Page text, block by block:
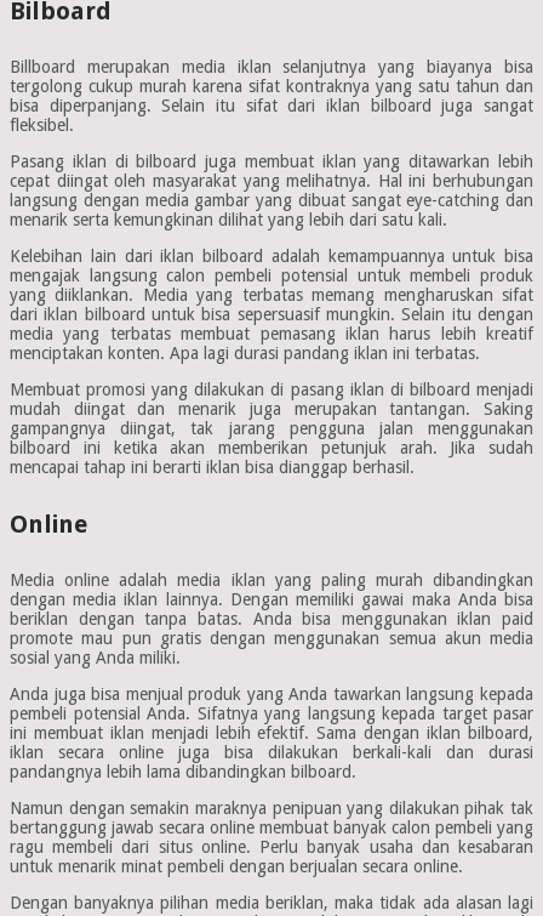
Bilboard
Billboard merupakan media iklan selanjutnya yang biayanya bisa
tergolong cukup murah karena sifat kontraknya yang satu tahun dan
bisa diperpanjang. Selain itu sifat dari iklan bilboard juga sangat
fleksibel.
Pasang iklan di bilboard juga membuat iklan yang ditawarkan lebih
cepat diingat oleh masyarakat yang melihatnya. Hal ini berhubungan
langsung dengan media gambar yang dibuat sangat eye-catching dan
menarik serta kemungkinan dilihat yang lebih dari satu kali.
Kelebihan lain dari iklan bilboard adalah kemampuannya untuk bisa
mengajak langsung calon pembeli potensial untuk membeli produk
yang diiklankan. Media yang terbatas memang mengharuskan sifat
dari iklan bilboard untuk bisa sepersuasif mungkin. Selain itu dengan
media yang terbatas membuat pemasang iklan harus lebih kreatif
menciptakan konten. Apa lagi durasi pandang iklan ini terbatas.
Membuat promosi yang dilakukan di pasang iklan di bilboard menjadi
mudah diingat dan menarik juga merupakan tantangan. Saking
gampangnya diingat, tak jarang pengguna jalan menggunakan
bilboard ini ketika akan memberikan petunjuk arah. Jika sudah
mencapai tahap ini berarti iklan bisa dianggap berhasil.
Online
Media online adalah media iklan yang paling murah dibandingkan
dengan media iklan lainnya. Dengan memiliki gawai maka Anda bisa
beriklan dengan tanpa batas. Anda bisa menggunakan iklan paid
promote mau pun gratis dengan menggunakan semua akun media
sosial yang Anda miliki.
Anda juga bisa menjual produk yang Anda tawarkan langsung kepada
pembeli potensial Anda. Sifatnya yang langsung kepada target pasar
ini membuat iklan menjadi lebih efektif. Sama dengan iklan bilboard,
iklan secara online juga bisa dilakukan berkali-kali dan durasi
pandangnya lebih lama dibandingkan bilboard.
Namun dengan semakin maraknya penipuan yang dilakukan pihak tak
bertanggung jawab secara online membuat banyak calon pembeli yang
ragu membeli dari situs online. Perlu banyak usaha dan kesabaran
untuk menarik minat pembeli dengan berjualan secara online.
Dengan banyaknya pilihan media beriklan, maka tidak ada alasan lagi